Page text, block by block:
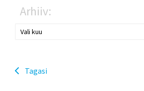
Arhiiv:
Tagasi